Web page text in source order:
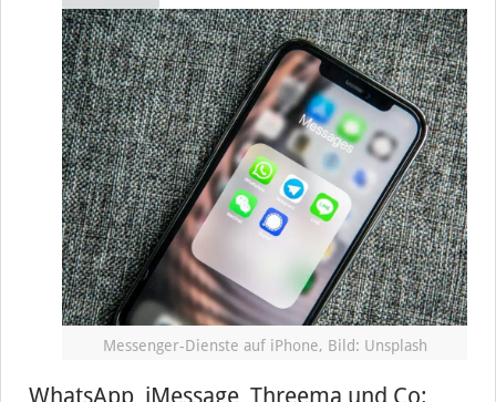
Messenger-Dienste auf iPhone, Bild: Unsplash
WhatsApp, iMessage, Threema und Co: